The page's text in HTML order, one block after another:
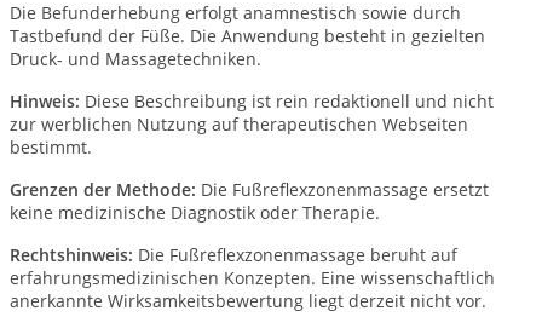
Die Befunderhebung erfolgt anamnestisch sowie durch
Tastbefund der Füße. Die Anwendung besteht in gezielten
Druck- und Massagetechniken.
Hinweis: Diese Beschreibung ist rein redaktionell und nicht
zur werblichen Nutzung auf therapeutischen Webseiten
bestimmt.
Grenzen der Methode: Die Fußreflexzonenmassage ersetzt
keine medizinische Diagnostik oder Therapie.
Rechtshinweis: Die Fußreflexzonenmassage beruht auf
erfahrungsmedizinischen Konzepten. Eine wissenschaftlich
anerkannte Wirksamkeitsbewertung liegt derzeit nicht vor.